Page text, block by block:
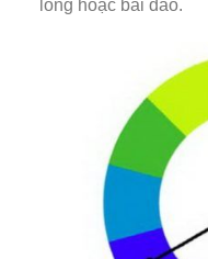
lông hoặc bai dão.